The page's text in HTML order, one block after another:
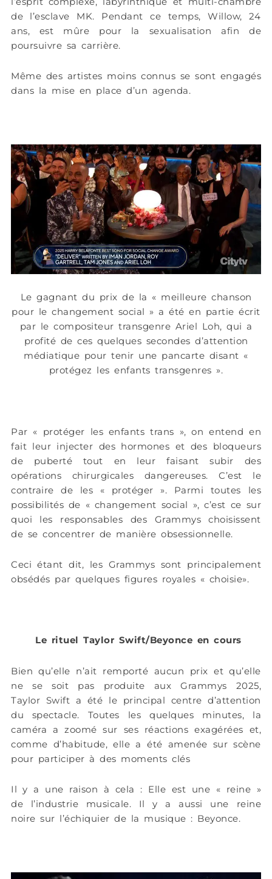
de l’esclave MK. Pendant ce temps, Willow, 24
ans, est mûre pour la sexualisation afin de
poursuivre sa carrière.
Même des artistes moins connus se sont engagés
dans la mise en place d’un agenda.
Le gagnant du prix de la « meilleure chanson
pour le changement social » a été en partie écrit
par le compositeur transgenre Ariel Loh, qui a
profité de ces quelques secondes d’attention
médiatique pour tenir une pancarte disant «
protégez les enfants transgenres ».
Par « protéger les enfants trans », on entend en
fait leur injecter des hormones et des bloqueurs
de puberté tout en leur faisant subir des
opérations chirurgicales dangereuses. C’est le
contraire de les « protéger ». Parmi toutes les
possibilités de « changement social », c’est ce sur
quoi les responsables des Grammys choisissent
de se concentrer de manière obsessionnelle.
Ceci étant dit, les Grammys sont principalement
obsédés par quelques figures royales « choisie».
Le rituel Taylor Swift/Beyonce en cours
Bien qu’elle n’ait remporté aucun prix et qu’elle
ne se soit pas produite aux Grammys 2025,
Taylor Swift a été le principal centre d’attention
du spectacle. Toutes les quelques minutes, la
caméra a zoomé sur ses réactions exagérées et,
comme d’habitude, elle a été amenée sur scène
pour participer à des moments clés
Il y a une raison à cela : Elle est une « reine »
de l’industrie musicale. Il y a aussi une reine
noire sur l’échiquier de la musique : Beyonce.